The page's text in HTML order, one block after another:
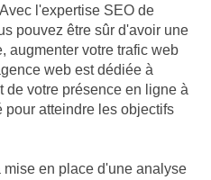
l'expertise SEO de
pouvez être sûr d'avoir une
augmenter votre trafic web
web est dédiée à
de votre présence en ligne à
atteindre les objectifs
en place d'une analyse